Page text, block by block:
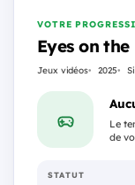
VOTRE
Eyes on the
Jeux vidéos 2025
Le
de
STATUT